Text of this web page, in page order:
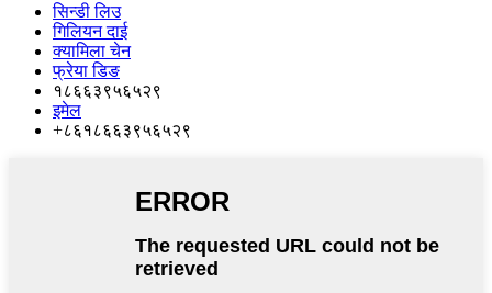
सिन्डी लिउ
गिलियन दाई
क्यामिला चेन
फ्रेया डिङ
१८६६३९५६५२९
इमेल
+८६१८६६३९५६५२९